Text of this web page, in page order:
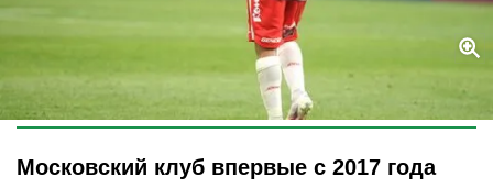
Legion-Media
Московский клуб впервые с 2017 года